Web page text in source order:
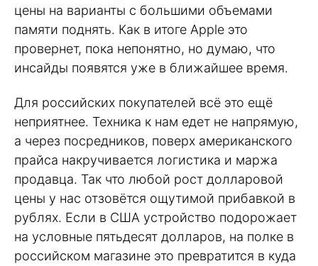
цены на варианты с большими объемами
памяти поднять. Как в итоге Apple это
провернет, пока непонятно, но думаю, что
инсайды появятся уже в ближайшее время.
Для российских покупателей всё это ещё
неприятнее. Техника к нам едет не напрямую,
а через посредников, поверх американского
прайса накручивается логистика и маржа
продавца. Так что любой рост долларовой
цены у нас отзовётся ощутимой прибавкой в
рублях. Если в США устройство подорожает
на условные пятьдесят долларов, на полке в
российском магазине это превратится в куда